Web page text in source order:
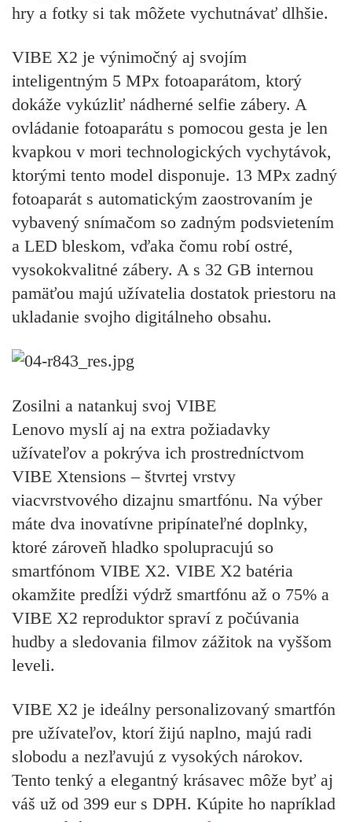
hry a fotky si tak môžete vychutnávať dlhšie.
VIBE X2 je výnimočný aj svojím
inteligentným 5 MPx fotoaparátom, ktorý
dokáže vykúzliť nádherné selfie zábery. A
ovládanie fotoaparátu s pomocou gesta je len
kvapkou v mori technologických vychytávok,
ktorými tento model disponuje. 13 MPx zadný
fotoaparát s automatickým zaostrovaním je
vybavený snímačom so zadným podsvietením
a LED bleskom, vďaka čomu robí ostré,
vysokokvalitné zábery. A s 32 GB internou
pamäťou majú užívatelia dostatok priestoru na
ukladanie svojho digitálneho obsahu.
Zosilni a natankuj svoj VIBE
Lenovo myslí aj na extra požiadavky
užívateľov a pokrýva ich prostredníctvom
VIBE Xtensions – štvrtej vrstvy
viacvrstvového dizajnu smartfónu. Na výber
máte dva inovatívne pripínateľné doplnky,
ktoré zároveň hladko spolupracujú so
smartfónom VIBE X2. VIBE X2 batéria
okamžite predĺži výdrž smartfónu až o 75% a
VIBE X2 reproduktor spraví z počúvania
hudby a sledovania filmov zážitok na vyššom
leveli.
VIBE X2 je ideálny personalizovaný smartfón
pre užívateľov, ktorí žijú naplno, majú radi
slobodu a nezľavujú z vysokých nárokov.
Tento tenký a elegantný krásavec môže byť aj
váš už od 399 eur s DPH. Kúpite ho napríklad